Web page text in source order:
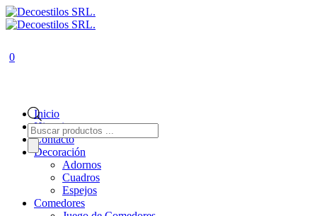
Búsqueda
de
productos
0
Inicio
Historia
Contacto
Decoración
Adornos
Cuadros
Espejos
Comedores